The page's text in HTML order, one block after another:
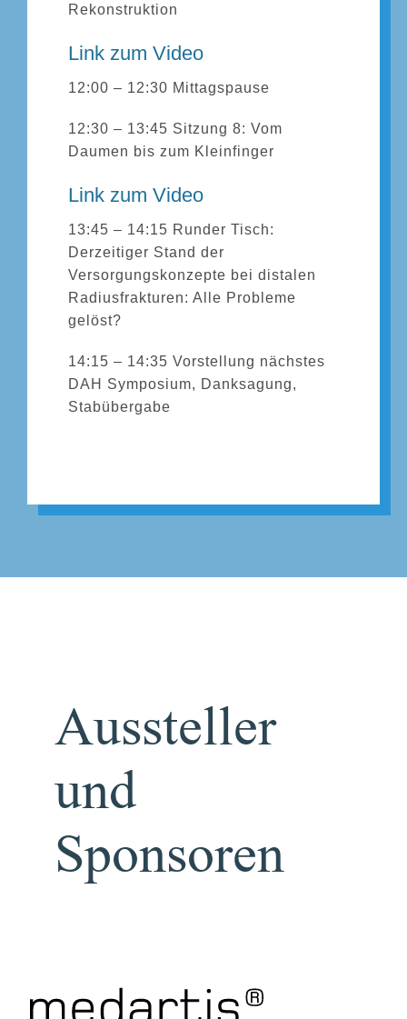
Rekonstruktion
Link zum Video
12:00 – 12:30 Mittagspause
12:30 – 13:45 Sitzung 8: Vom
Daumen bis zum Kleinfinger
Link zum Video
13:45 – 14:15 Runder Tisch:
Derzeitiger Stand der
Versorgungskonzepte bei distalen
Radiusfrakturen: Alle Probleme
gelöst?
14:15 – 14:35 Vorstellung nächstes
DAH Symposium, Danksagung,
Stabübergabe
Aussteller
und
Sponsoren